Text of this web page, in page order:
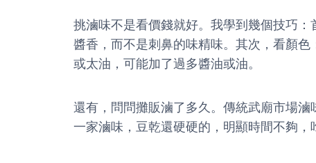
挑滷味不是看價錢就好。我學到幾個技巧
醬香，而不是刺鼻的味精味。其次，看顏
或太油，可能加了過多醬油或油。
還有，問問攤販滷了多久。傳統武廟市場
一家滷味，豆乾還硬硬的，明顯時間不夠，